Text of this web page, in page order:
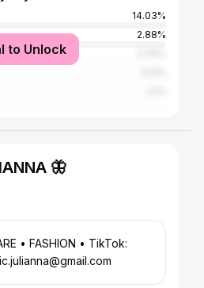
14.03%
2.88%
to Unlock
🦋
• FASHION • TikTok:
• mic.julianna@gmail.com